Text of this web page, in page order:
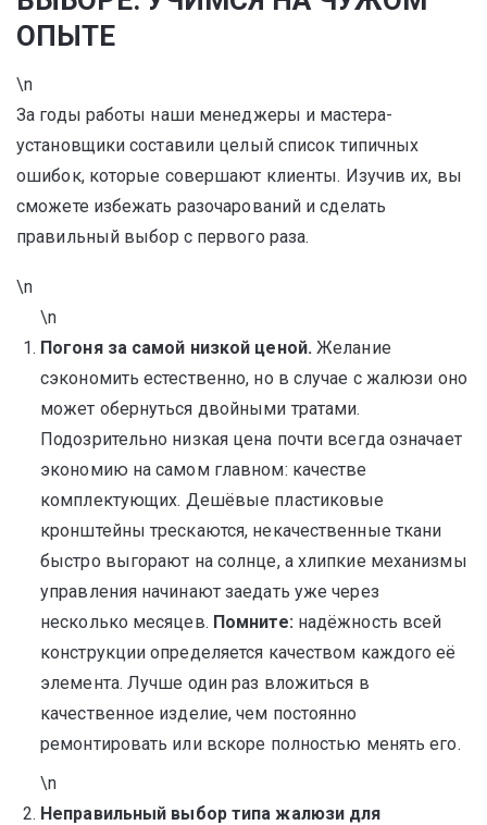
ОПЫТЕ
\n
За годы работы наши менеджеры и мастера-
установщики составили целый список типичных
ошибок, которые совершают клиенты. Изучив их, вы
сможете избежать разочарований и сделать
правильный выбор с первого раза.
\n
\n
Погоня за самой низкой ценой.Желание
сэкономить естественно, но в случае с жалюзи оно
может обернуться двойными тратами.
Подозрительно низкая цена почти всегда означает
экономию на самом главном: качестве
комплектующих. Дешёвые пластиковые
кронштейны трескаются, некачественные ткани
быстро выгорают на солнце, а хлипкие механизмы
управления начинают заедать уже через
несколько месяцев. Помните:надёжность всей
конструкции определяется качеством каждого её
элемента. Лучше один раз вложиться в
качественное изделие, чем постоянно
ремонтировать или вскоре полностью менять его.
\n
Неправильный выбор типа жалюзи для